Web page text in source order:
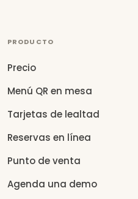
PRODUCTO
Precio
Menú QR en mesa
Tarjetas de lealtad
Reservas en línea
Punto de venta
Agenda una demo